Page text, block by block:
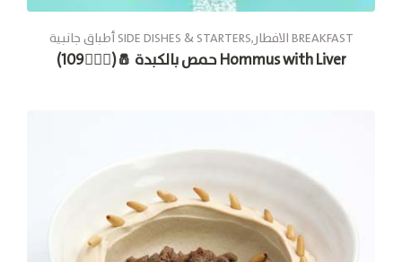
أطباق جانبية SIDE DISHES & STARTERS,الافطار BREAKFAST
حمص بالكبدة 🧂(🚶🏽‍♂109) Hommus with Liver